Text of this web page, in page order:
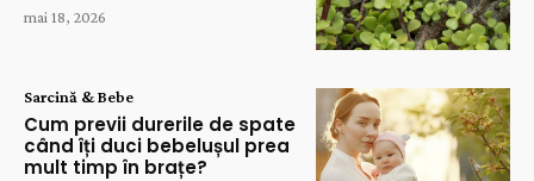
mai 18, 2026
Sarcină & Bebe
Cum previi durerile de spate
când îți duci bebelușul prea
mult timp în brațe?